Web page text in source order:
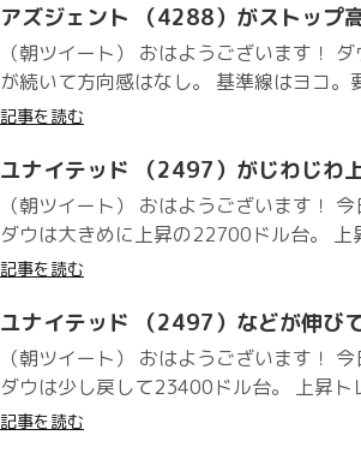
アズジェント （4288）がストップ
（朝ツイート） おはようございます！
が続いて方向感はなし。 基準線はヨコ。
記事を読む
ユナイテッド （2497）がじわじわ
（朝ツイート） おはようございます！
ダウは大きめに上昇の22700ドル台。 上
記事を読む
ユナイテッド （2497）などが伸び
（朝ツイート） おはようございます！
ダウは少し戻して23400ドル台。 上昇ト
記事を読む